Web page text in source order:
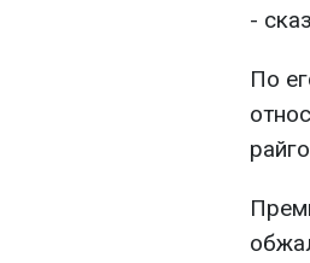
-
По